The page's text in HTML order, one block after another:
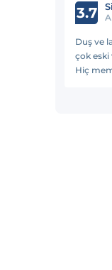
3.7
Duş ve
çok eski
Hiç